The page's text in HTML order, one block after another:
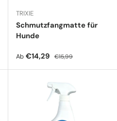
TRIXIE
Schmutzfangmatte für
Hunde
Verkaufspreis
Ab €14,29 Normaler Preis
€15,99